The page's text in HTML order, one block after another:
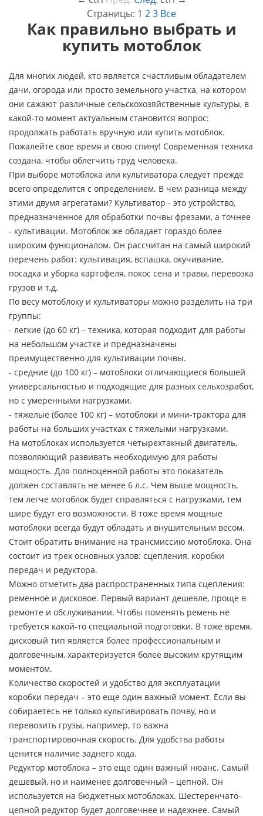
Страницы: 1 23 Все
Как правильно выбрать и
купить мотоблок
Для многих людей, кто является счастливым обладателем
дачи, огорода или просто земельного участка, на котором
они сажают различные сельскохозяйственные культуры, в
какой-то момент актуальным становится вопрос:
продолжать работать вручную или купить мотоблок.
Пожалейте свое время и свою спину! Современная техника
создана, чтобы облегчить труд человека.
При выборе мотоблока или культиватора следует прежде
всего определится с определением. В чем разница между
этими двумя агрегатами? Культиватор - это устройство,
предназначенное для обработки почвы фрезами, а точнее
- культивации. Мотоблок же обладает гораздо более
широким функционалом. Он рассчитан на самый широкий
перечень работ: культивация, вспашка, окучивание,
посадка и уборка картофеля, покос сена и травы, перевозка
грузов и т.д.
По весу мотоблоку и культиваторы можно разделить на три
группы:
- легкие (до 60 кг) – техника, которая подходит для работы
на небольшом участке и предназначены
преимущественно для культивации почвы.
- средние (до 100 кг) – мотоблоки отличающиеся большей
универсальностью и подходящие для разных сельхозработ,
но с умеренными нагрузками.
- тяжелые (более 100 кг) – мотоблоки и мини-трактора для
работы на больших участках с тяжелыми нагрузками.
На мотоблоках используется четырехтакный двигатель,
позволяющий развивать необходимую для работы
мощность. Для полноценной работы это показатель
должен составлять не менее 6 л.с. Чем выше мощность,
тем легче мотоблок будет справляться с нагрузками, тем
шире будут его возможности. В тоже время мощные
мотоблоки всегда будут обладать и внушительным весом.
Стоит обратить внимание на трансмиссию мотоблока. Она
состоит из трех основных узлов: сцепления, коробки
передач и редуктора.
Можно отметить два распространенных типа сцепления:
ременное и дисковое. Первый вариант дешевле, проще в
ремонте и обслуживании. Чтобы поменять ремень не
требуется какой-то специальной подготовки. В тоже время,
дисковый тип является более профессиональным и
долговечным, характеризуется более высоким крутящим
моментом.
Количество скоростей и удобство для эксплуатации
коробки передач – это еще один важный момент. Если вы
собираетесь не только культивировать почву, но и
перевозить грузы, например, то важна
транспортировочная скорость. Для удобства работы
ценится наличие заднего хода.
Редуктор мотоблока – это еще один важный нюанс. Самый
дешевый, но и наименее долговечный – цепной. Он
используется на бюджетных мотоблоках. Шестеренчато-
цепной редуктор будет долговечнее и надежнее. Самый